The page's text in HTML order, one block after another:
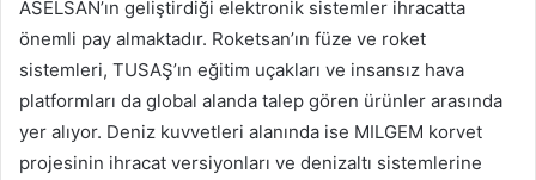
ASELSAN’ın geliştirdiği elektronik sistemler ihracatta
önemli pay almaktadır. Roketsan’ın füze ve roket
sistemleri, TUSAŞ’ın eğitim uçakları ve insansız hava
platformları da global alanda talep gören ürünler arasında
yer alıyor. Deniz kuvvetleri alanında ise MILGEM korvet
projesinin ihracat versiyonları ve denizaltı sistemlerine